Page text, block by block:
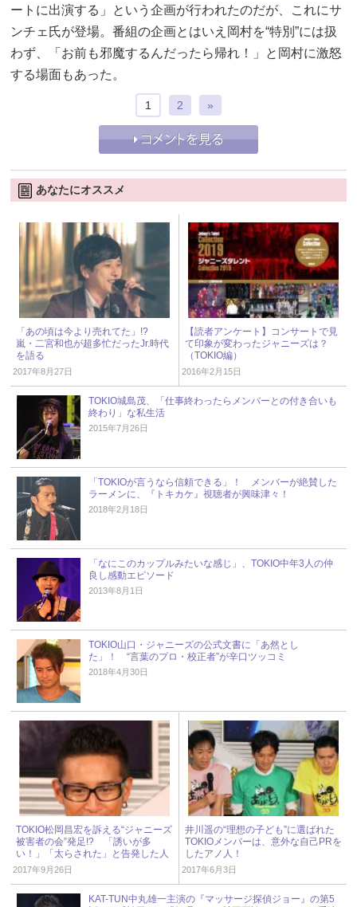
ートに出演する」という企画が行われたのだが、これにサ
ンチェ氏が登場。番組の企画とはいえ岡村を“特別”には扱
わず、「お前も邪魔するんだったら帰れ！」と岡村に激怒
する場面もあった。
1 2 »
あなたにオススメ
「あの頃は今より売れてた」!?
嵐・二宮和也が超多忙だったJr.時代
を語る
2017年8月27日
【読者アンケート】コンサートで見
て印象が変わったジャニーズは？
（TOKIO編）
2016年2月15日
TOKIO城島茂、「仕事終わったらメンバーとの付き合いも
終わり」な私生活
2015年7月26日
「TOKIOが言うなら信頼できる」！ メンバーが絶賛した
ラーメンに、『トキカケ』視聴者が興味津々！
2018年2月18日
「なにこのカップルみたいな感じ」、TOKIO中年3人の仲
良し感動エピソード
2013年8月1日
TOKIO山口・ジャニーズの公式文書に「あ然とし
た」！ “言葉のプロ・校正者”が辛口ツッコミ
2018年4月30日
TOKIO松岡昌宏を訴える“ジャニーズ
被害者の会”発足!? 「誘いが多
い！」「太らされた」と告発した人
物は？
2017年9月26日
井川遥の“理想の子ども”に選ばれた
TOKIOメンバーは、意外な自己PRを
したアノ人！
2017年6月3日
KAT-TUN中丸雄一主演の『マッサージ探偵ジョー』の第5